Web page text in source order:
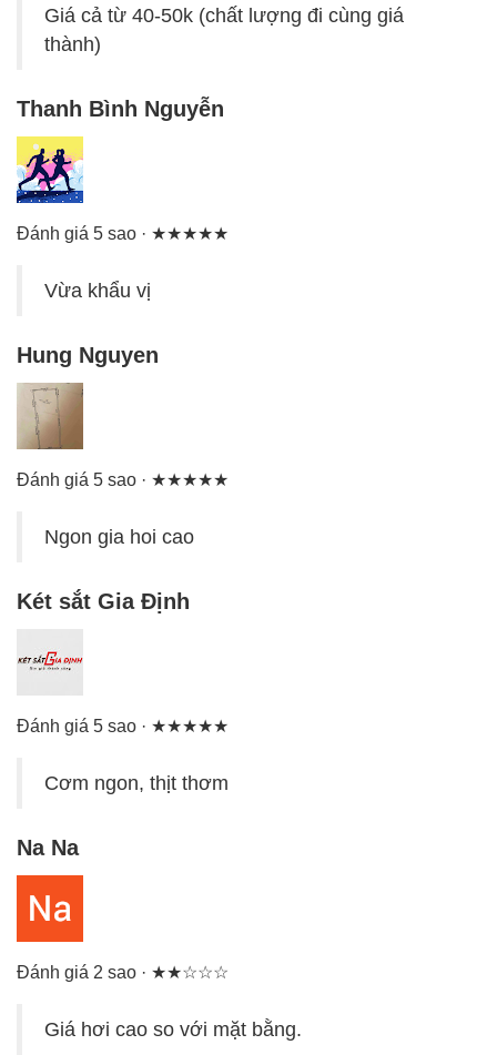
Giá cả từ 40-50k (chất lượng đi cùng giá
thành)
Thanh Bình Nguyễn
Đánh giá 5 sao · ★★★★★
Vừa khẩu vị
Hung Nguyen
Đánh giá 5 sao · ★★★★★
Ngon gia hoi cao
Két sắt Gia Định
Đánh giá 5 sao · ★★★★★
Cơm ngon, thịt thơm
Na Na
Đánh giá 2 sao · ★★☆☆☆
Giá hơi cao so với mặt bằng.